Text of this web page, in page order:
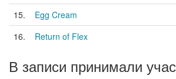
15.
Egg Cream
16.
Return of Flex
В записи принимали